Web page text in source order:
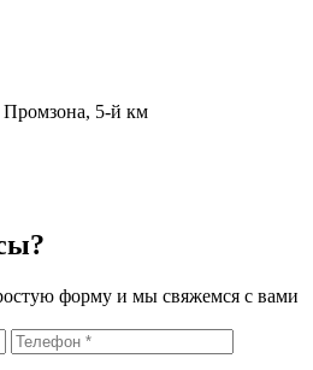
5-й км
форму и мы свяжемся с вами